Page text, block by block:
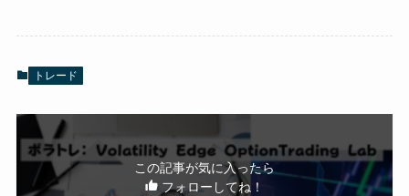
トレード
この記事が気に入ったら
フォローしてね！